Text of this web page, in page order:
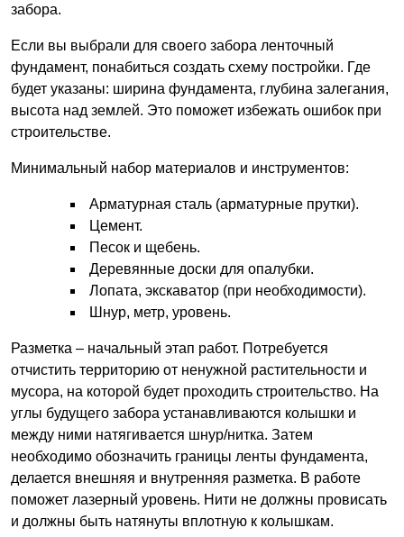
забора.
Если вы выбрали для своего забора ленточный
фундамент, понабиться создать схему постройки. Где
будет указаны: ширина фундамента, глубина залегания,
высота над землей. Это поможет избежать ошибок при
строительстве.
Минимальный набор материалов и инструментов:
Арматурная сталь (арматурные прутки).
Цемент.
Песок и щебень.
Деревянные доски для опалубки.
Лопата, экскаватор (при необходимости).
Шнур, метр, уровень.
Разметка – начальный этап работ. Потребуется
отчистить территорию от ненужной растительности и
мусора, на которой будет проходить строительство. На
углы будущего забора устанавливаются колышки и
между ними натягивается шнур/нитка. Затем
необходимо обозначить границы ленты фундамента,
делается внешняя и внутренняя разметка. В работе
поможет лазерный уровень. Нити не должны провисать
и должны быть натянуты вплотную к колышкам.